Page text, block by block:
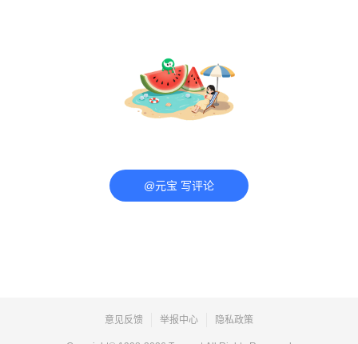
@元宝 写评论
意见反馈 举报中心 隐私政策